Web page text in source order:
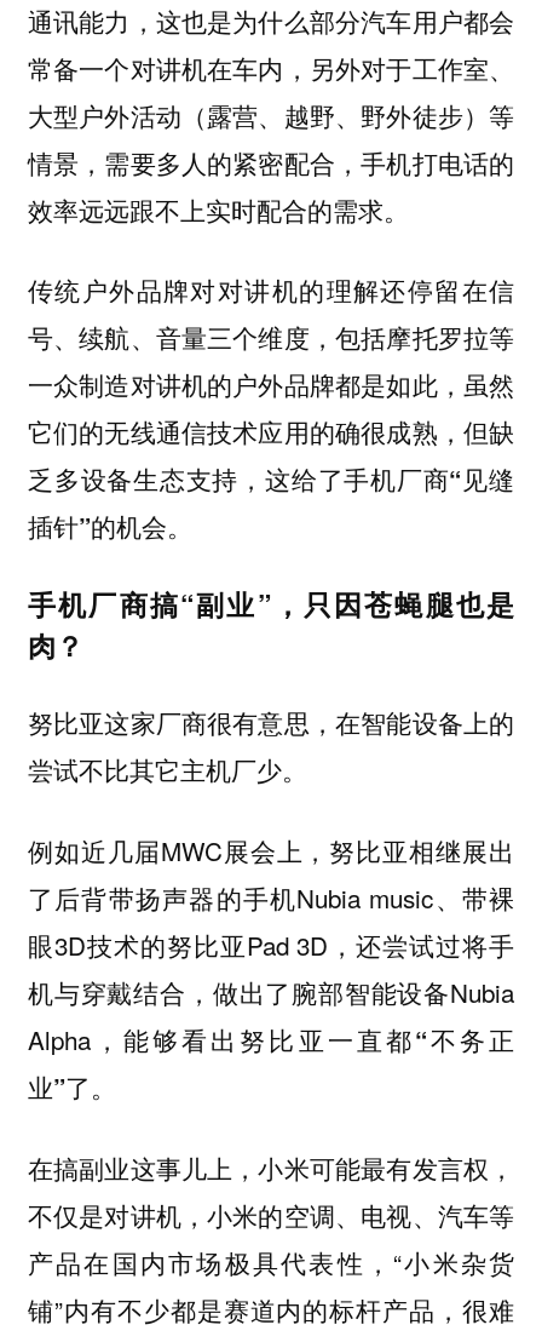
通讯能力，这也是为什么部分汽车用户都会
常备一个对讲机在车内，另外对于工作室、
大型户外活动（露营、越野、野外徒步）等
情景，需要多人的紧密配合，手机打电话的
效率远远跟不上实时配合的需求。
传统户外品牌对对讲机的理解还停留在信
号、续航、音量三个维度，包括摩托罗拉等
一众制造对讲机的户外品牌都是如此， 虽然
它们的无线通信技术应用的确很成熟，但缺
乏多设备生态支持，这给了手机厂商“见缝
插针”的机会。
手机厂商搞“副业”，只因苍蝇腿也是
肉？
努比亚这家厂商很有意思，在智能设备上的
尝试不比其它主机厂少。
例如近几届MWC展会上，努比亚相继展出
了后背带扬声器的手机Nubia music、带裸
眼3D技术的努比亚Pad 3D，还尝试过将手
机与穿戴结合，做出了腕部智能设备Nubia
Alpha，能够看出努比亚一直都“不务正
业”了。
在搞副业这事儿上，小米可能最有发言权，
不仅是对讲机，小米的空调、电视、汽车等
产品在国内市场极具代表性，“小米杂货
铺”内有不少都是赛道内的标杆产品，很难